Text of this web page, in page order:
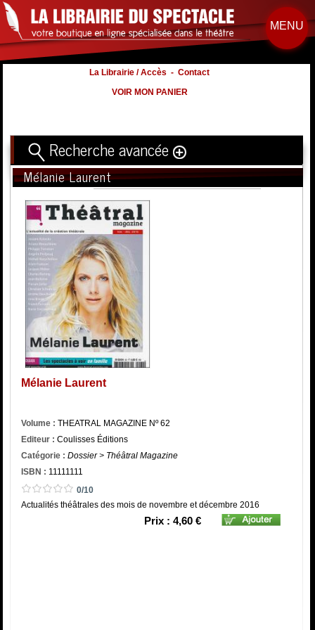
MENU
La Librairie / Accès -Contact
VOIR MON PANIER
Recherche avancée
Titre
Auteur
Éditeur
Distribution:
Nb. d'hommes :
Nb. Femmes
Nb. Enfants
à
Catégorie
Mélanie Laurent
Mélanie Laurent
Volume : THEATRAL MAGAZINE Nº 62
Editeur : Coulisses Éditions
Catégorie : Dossier > Théâtral Magazine
ISBN : 11111111
0/10
Actualités théâtrales des mois de novembre et décembre 2016
Prix : 4,60 €